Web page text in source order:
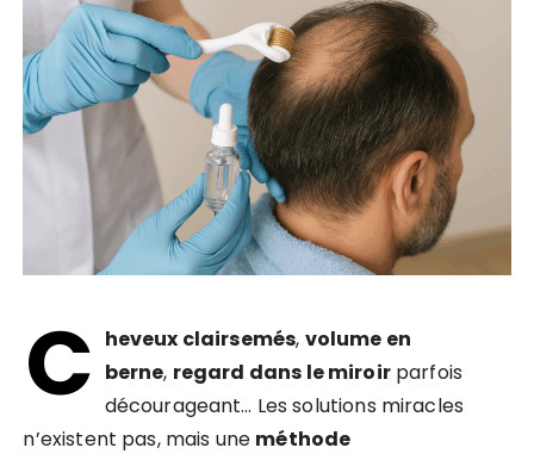
C heveux clairsemés, volume en
berne, regard dans le miroirparfois
décourageant… Les solutions miracles
n’existent pas, mais une méthode